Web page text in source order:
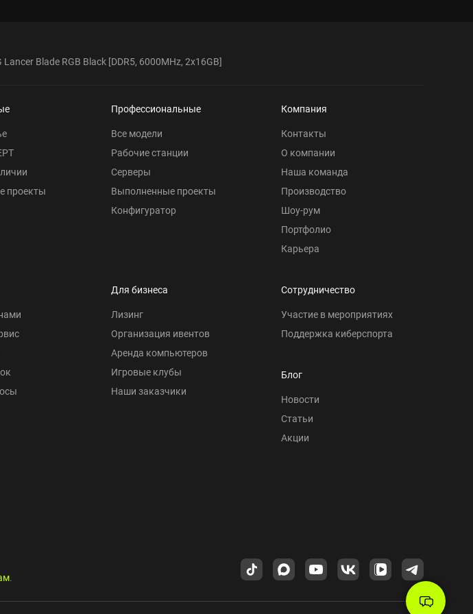
Lancer Blade RGB Black [DDR5, 6000MHz, 2x16GB]
проекты
Профессиональные
Все модели
Рабочие станции
Серверы
Выполненные проекты
Конфигуратор
Компания
Контакты
О компании
Наша команда
Производство
Шоу-рум
Портфолио
Карьера
Для бизнеса
Лизинг
Организация ивентов
Аренда компьютеров
Игровые клубы
Наши заказчики
Сотрудничество
Участие в мероприятиях
Поддержка киберспорта
Блог
Новости
Статьи
Акции
.